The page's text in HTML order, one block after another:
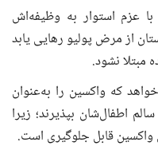
عزم استوار به وظیفه‌اش
از مرض پولیو رهایی یابد
مبتلا نشود.
که واکسین را به‌عنوان
اطفال‌شان بپذیرند؛ زیرا
واکسین قابل جلوگیری است.